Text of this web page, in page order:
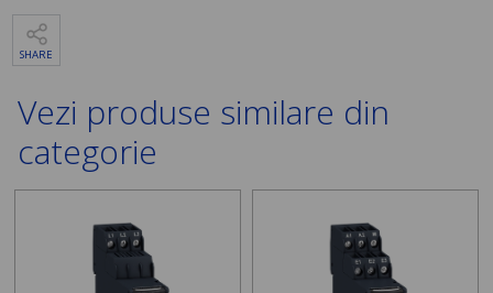
SHARE
Vezi produse similare din
categorie